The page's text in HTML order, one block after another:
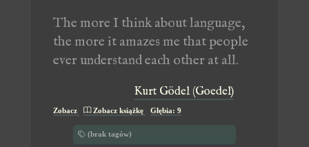
The more I think about language,
the more it amazes me that people
ever understand each other at all.
Kurt Gödel (Goedel)
Zobacz Zobacz książkę Głębia: 9
(brak tagów)